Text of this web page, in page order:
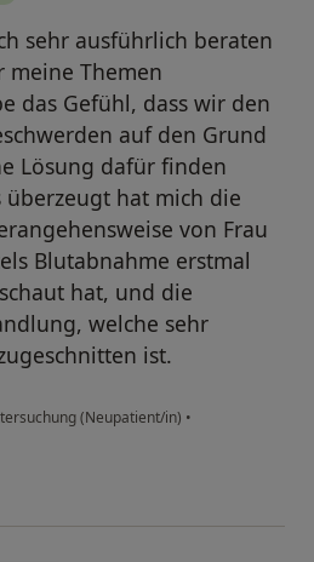
sehr ausführlich beraten
meine Themen
das Gefühl, dass wir den
auf den Grund
Lösung dafür finden
überzeugt hat mich die
von Frau
Blutabnahme erstmal
hat, und die
welche sehr
ist.
(Neupatient/in) •